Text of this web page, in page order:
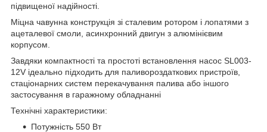
підвищеної надійності.
Міцна чавунна конструкція зі сталевим ротором і лопатями з
ацеталевої смоли, асинхронний двигун з алюмінієвим
корпусом.
Завдяки компактності та простоті встановлення насос SL003-
12V ідеально підходить для паливороздаткових пристроїв,
стаціонарних систем перекачування палива або іншого
застосування в гаражному обладнанні
Технічні характеристики:
Потужність 550 Вт